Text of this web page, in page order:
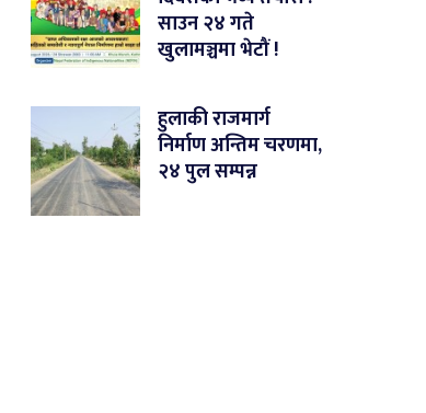
साउन २४ गते
खुलामञ्चमा भेटौं !
हुलाकी राजमार्ग
निर्माण अन्तिम चरणमा,
२४ पुल सम्पन्न